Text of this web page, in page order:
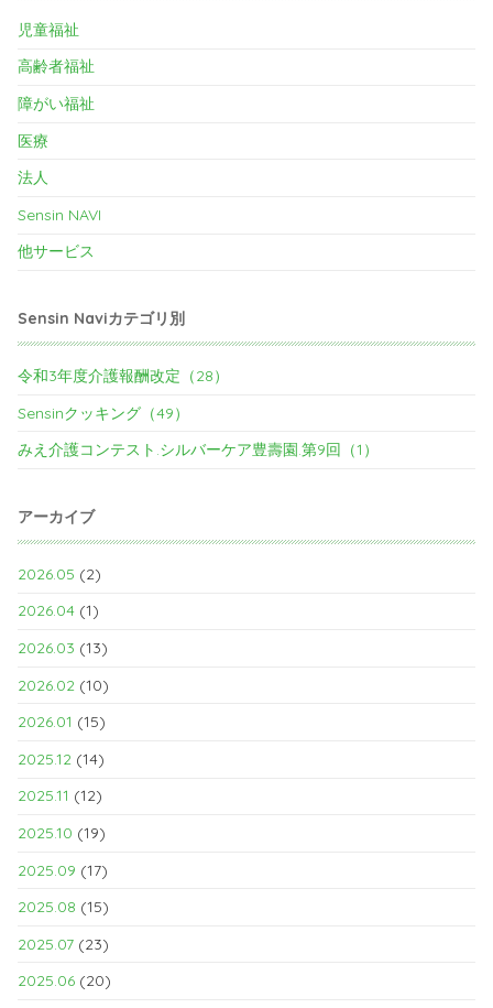
児童福祉
高齢者福祉
障がい福祉
医療
法人
Sensin NAVI
他サービス
Sensin Naviカテゴリ別
令和3年度介護報酬改定（28）
Sensinクッキング（49）
みえ介護コンテスト.シルバーケア豊壽園.第9回（1）
アーカイブ
2026.05 (2)
2026.04 (1)
2026.03 (13)
2026.02 (10)
2026.01 (15)
2025.12 (14)
2025.11 (12)
2025.10 (19)
2025.09 (17)
2025.08 (15)
2025.07 (23)
2025.06 (20)